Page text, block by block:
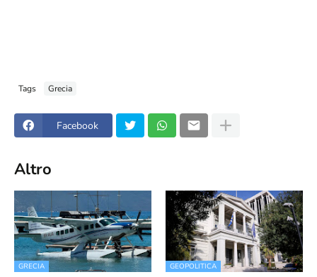
Tags Grecia
Facebook
Altro
GRECIA GEOPOLITICA